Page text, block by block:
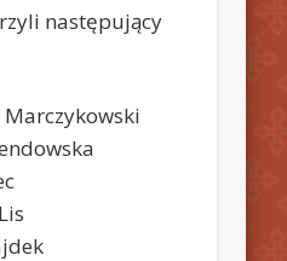
następujący
Marczykowski